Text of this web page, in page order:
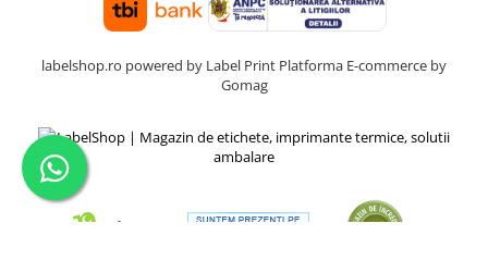
labelshop.ro powered by Label Print Platforma E-commerce by
Gomag